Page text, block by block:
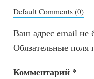
Default Comments (0)
Ваш адрес email не
Обязательные поля
Комментарий *